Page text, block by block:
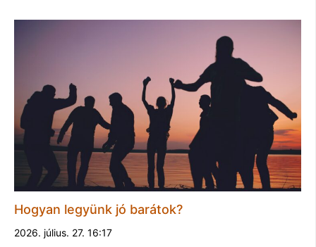
Hogyan legyünk jó barátok?
2026. július. 27. 16:17